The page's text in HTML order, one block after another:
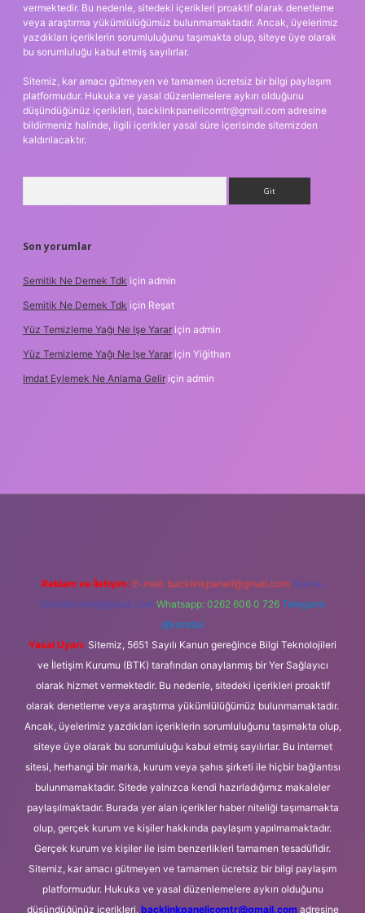
vermektedir. Bu nedenle, sitedeki içerikleri proaktif olarak denetleme
veya araştırma yükümlülüğümüz bulunmamaktadır. Ancak, üyelerimiz
yazdıkları içeriklerin sorumluluğunu taşımakta olup, siteye üye olarak
bu sorumluluğu kabul etmiş sayılırlar.
Sitemiz, kar amacı gütmeyen ve tamamen ücretsiz bir bilgi paylaşım
platformudur. Hukuka ve yasal düzenlemelere aykırı olduğunu
düşündüğünüz içerikleri, backlinkpanelicomtr@gmail.com adresine
bildirmeniz halinde, ilgili içerikler yasal süre içerisinde sitemizden
kaldırılacaktır.
Son yorumlar
Semitik Ne Demek Tdk için admin
Semitik Ne Demek Tdk için Reşat
Yüz Temizleme Yağı Ne Işe Yarar için admin
Yüz Temizleme Yağı Ne Işe Yarar için Yiğithan
Imdat Eylemek Ne Anlama Gelir için admin
Reklam ve İletişim: E-mail: backlinkpaneli@gmail.com Teams:
forumhizmeti@gmail.com Whatsapp: 0262 606 0 726 Telegram:
@karabul
Yasal Uyarı: Sitemiz, 5651 Sayılı Kanun gereğince Bilgi Teknolojileri
ve İletişim Kurumu (BTK) tarafından onaylanmış bir Yer Sağlayıcı
olarak hizmet vermektedir. Bu nedenle, sitedeki içerikleri proaktif
olarak denetleme veya araştırma yükümlülüğümüz bulunmamaktadır.
Ancak, üyelerimiz yazdıkları içeriklerin sorumluluğunu taşımakta olup,
siteye üye olarak bu sorumluluğu kabul etmiş sayılırlar. Bu internet
sitesi, herhangi bir marka, kurum veya şahıs şirketi ile hiçbir bağlantısı
bulunmamaktadır. Sitede yalnızca kendi hazırladığımız makaleler
paylaşılmaktadır. Burada yer alan içerikler haber niteliği taşımamakta
olup, gerçek kurum ve kişiler hakkında paylaşım yapılmamaktadır.
Gerçek kurum ve kişiler ile isim benzerlikleri tamamen tesadüfidir.
Sitemiz, kar amacı gütmeyen ve tamamen ücretsiz bir bilgi paylaşım
platformudur. Hukuka ve yasal düzenlemelere aykırı olduğunu
düşündüğünüz içerikleri, backlinkpanelicomtr@gmail.comadresine